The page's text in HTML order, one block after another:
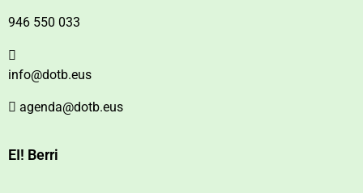
946 550 033
info@dotb.eus
agenda@dotb.eus
EI! Berri